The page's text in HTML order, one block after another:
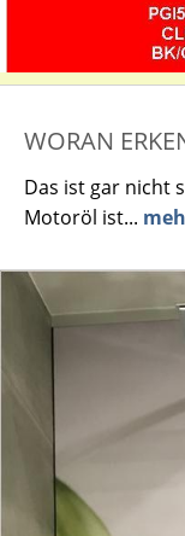
WORAN
Das ist gar nicht
Motoröl ist...